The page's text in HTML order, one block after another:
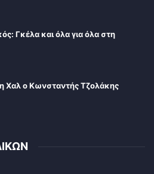
Γκέλα και όλα για όλα στη
Χαλ ο Κωνσταντής Τζολάκης